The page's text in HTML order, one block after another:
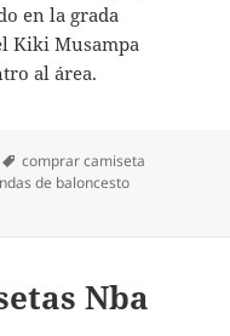
en la grada
Kiki Musampa
al área.
Etiquetas
comprar camiseta
de baloncesto
Nba